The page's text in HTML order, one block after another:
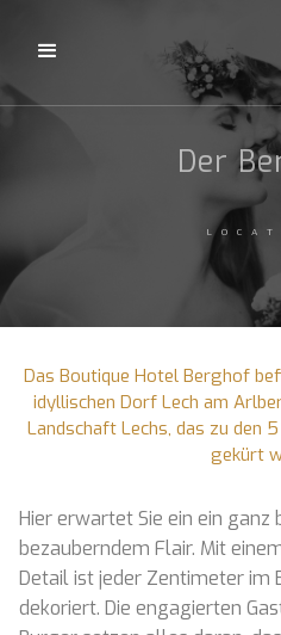
Der
Das Boutique Hotel Berghof
idyllischen Dorf Lech am
Landschaft Lechs, das zu den
gekürt
Hier erwartet Sie ein ein
bezauberndem Flair. Mit
Detail ist jeder Zentimeter im
dekoriert. Die engagierten